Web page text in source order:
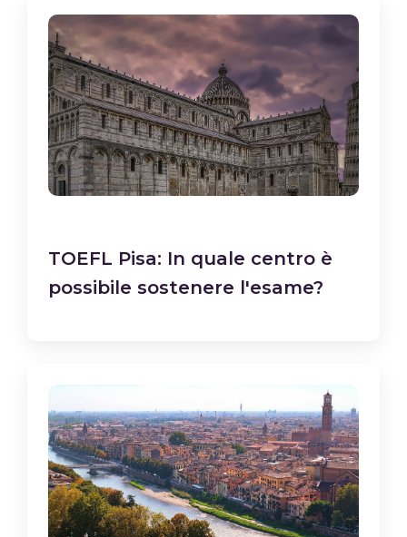
TOEFL Pisa: In quale centro è
possibile sostenere l'esame?